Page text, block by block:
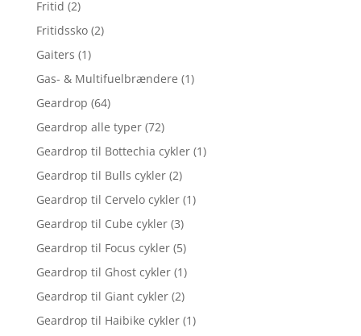
Fritid (2)
Fritidssko (2)
Gaiters (1)
Gas- & Multifuelbrændere (1)
Geardrop (64)
Geardrop alle typer (72)
Geardrop til Bottechia cykler (1)
Geardrop til Bulls cykler (2)
Geardrop til Cervelo cykler (1)
Geardrop til Cube cykler (3)
Geardrop til Focus cykler (5)
Geardrop til Ghost cykler (1)
Geardrop til Giant cykler (2)
Geardrop til Haibike cykler (1)